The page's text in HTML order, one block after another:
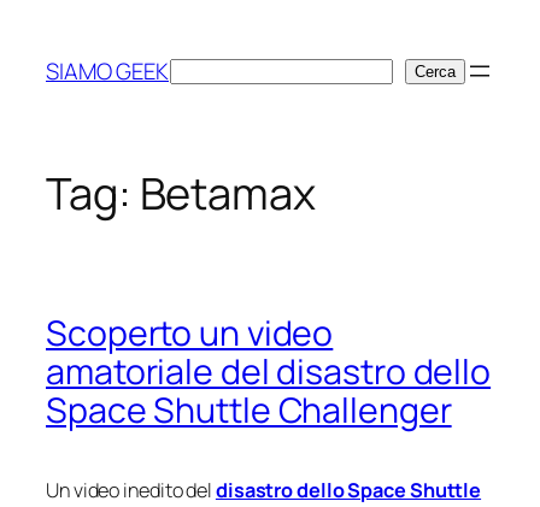
contenuto
SIAMO GEEKCerca Cerca
Tag: Betamax
Scoperto un video
amatoriale del disastro dello
Space Shuttle Challenger
Un video inedito deldisastro dello Space Shuttle